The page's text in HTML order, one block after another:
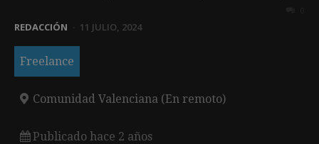
REDACCIÓN 11 JULIO, 2024
Freelance
Comunidad Valenciana (En remoto)
Publicado hace 2 años